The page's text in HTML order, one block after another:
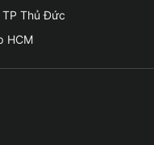
trạng thất lạc đồ
các loại côn trùng
TP Thủ Đức
HCM